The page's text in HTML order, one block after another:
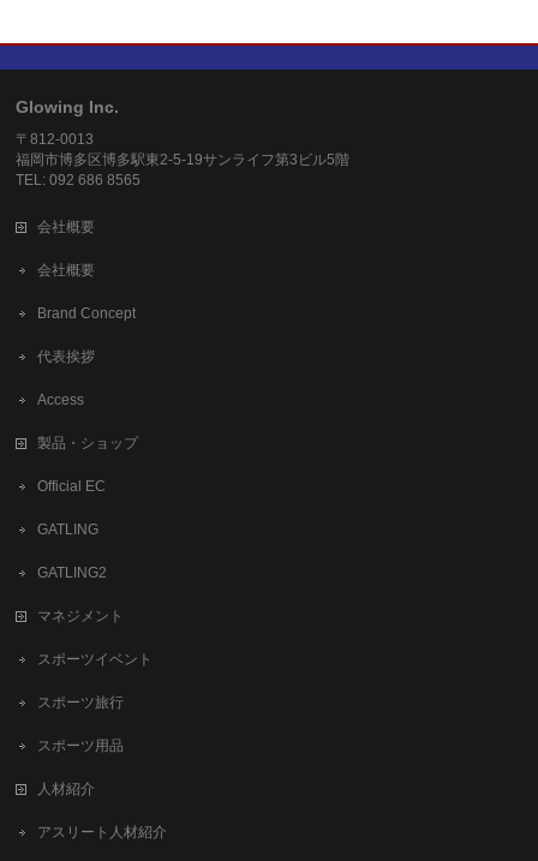
Glowing Inc.
〒812-0013
福岡市博多区博多駅東2-5-19サンライフ第3ビル5階
TEL: 092 686 8565
会社概要
会社概要
Brand Concept
代表挨拶
Access
製品・ショップ
Official EC
GATLING
GATLING2
マネジメント
スポーツイベント
スポーツ旅行
スポーツ用品
人材紹介
アスリート人材紹介